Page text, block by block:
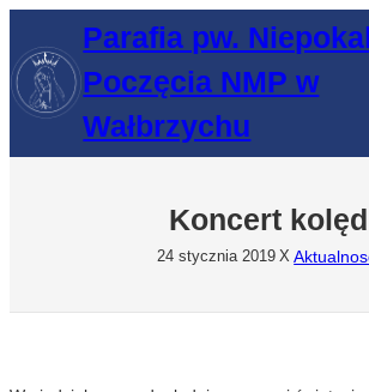
treści
Parafia pw.
Poczęcia NMP w
Wałbrzychu
Koncert kolęd
24 stycznia 2019 X